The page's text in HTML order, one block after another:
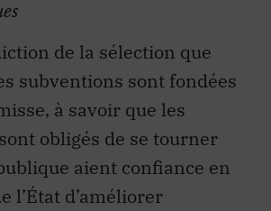
de la sélection que
subventions sont fondées
à savoir que les
obligés de se tourner
aient confiance en
l’État d’améliorer